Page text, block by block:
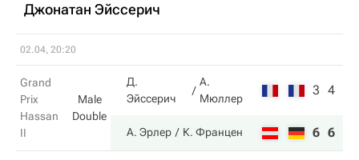
Джонатан Эйссерич
02.04, 20:20
Grand
Prix
Hassan
II
Male
Double
Д.
Эйссерич
А.
Мюллер
3 4
А. Эрлер К. Францен 6 6